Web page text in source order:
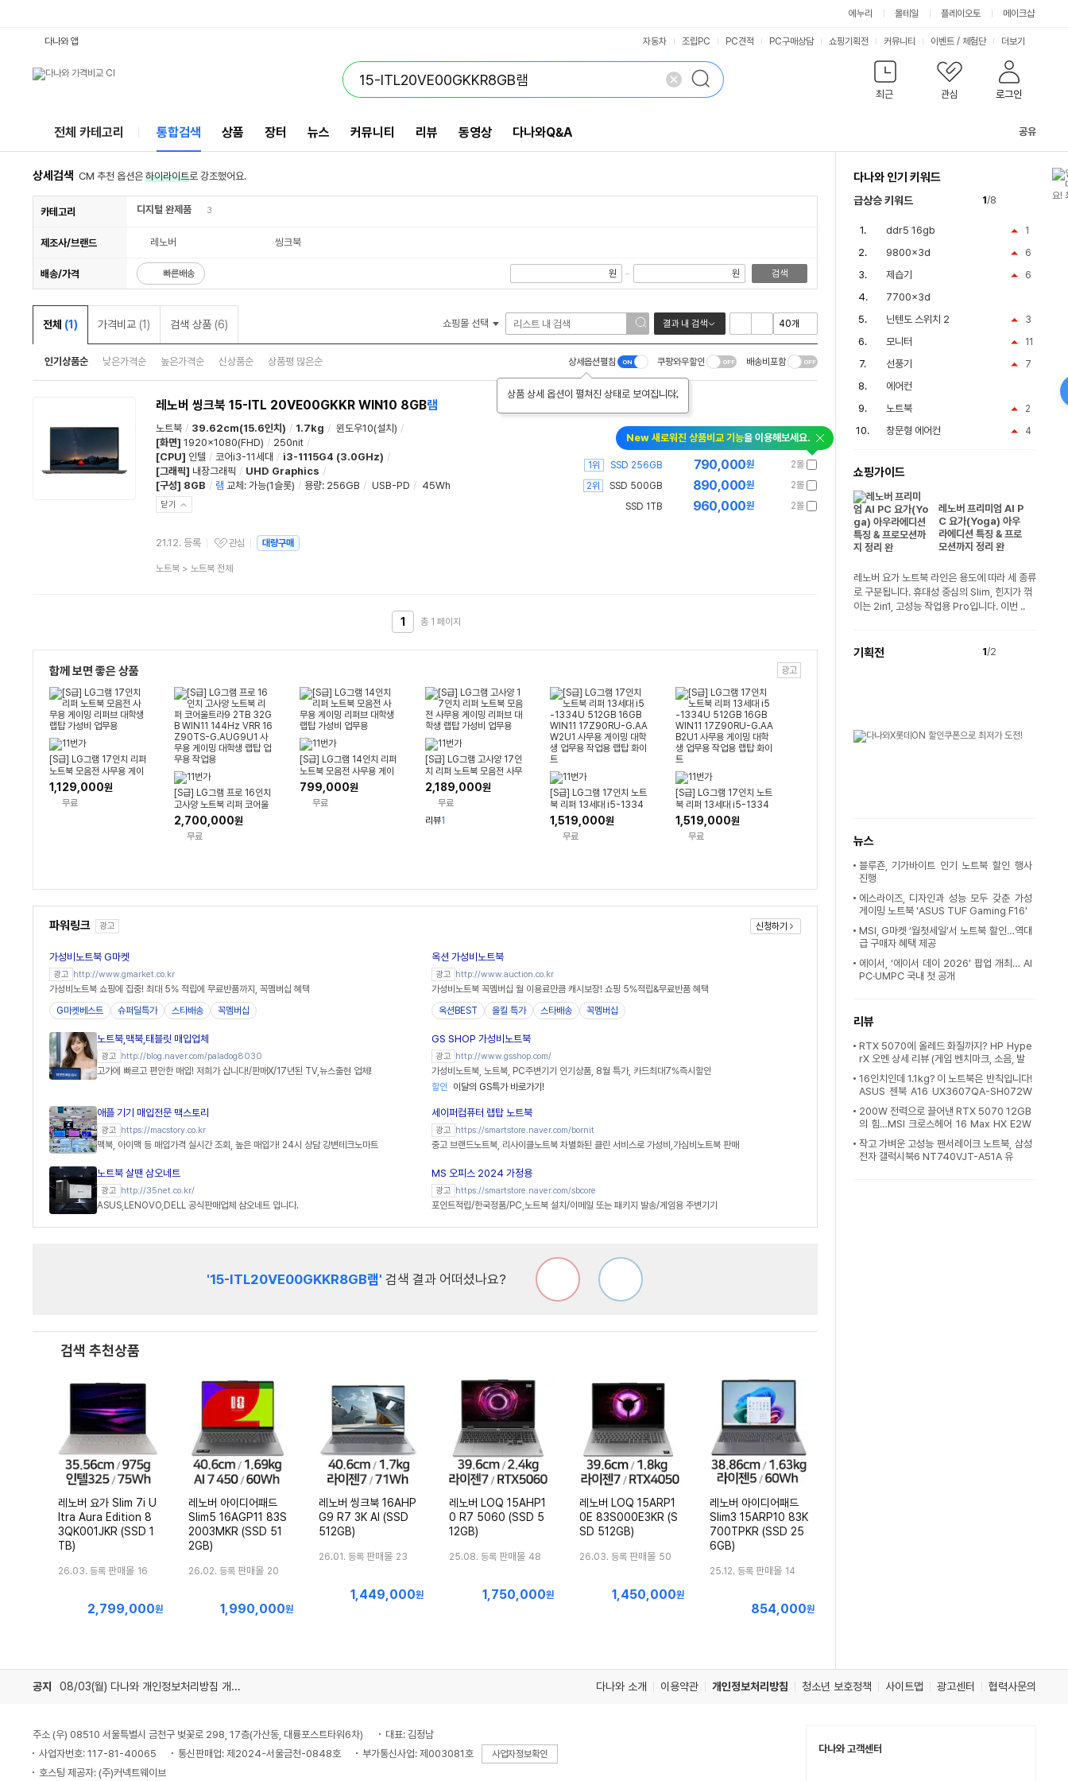
에누리 몰테일 플레이오토 메이크샵
최근 관심 로그인
다나와 앱 자동차 조립PC PC견적 PC구매상담 쇼핑기획전 커뮤니티 이벤트 / 체험단 더보기
전체 카테고리 통합검색 상품 장터 뉴스 커뮤니티 리뷰 동영상 다나와Q&A 공유
상세검색 CM 추천 옵션은 하이라이트로 강조했어요.
카테고리 디지털 완제품 3
제조사/브랜드 레노버 씽크북
배송/가격 빠른배송 원 ~ 원 검색
전체 (1) 가격비교 (1) 검색 상품 (6) 쇼핑몰 선택 결과 내 검색
인기상품순 낮은가격순 높은가격순 신상품순 상품평 많은순 상세옵션펼침
상품 상세 옵션이 펼쳐진 상태로 보여집니다.
쿠팡와우할인 배송비포함
레노버 씽크북 15-ITL 20VE00GKKR WIN10 8GB램
노트북 / 39.62cm(15.6인치) / 1.7kg / 윈도우10(설치) /
[화면] 1920x1080(FHD) / 250nit /
[CPU] 인텔 / 코어i3-11세대 / i3-1115G4 (3.0GHz) /
[그래픽] 내장그래픽 / UHD Graphics /
[구성] 8GB / 램 교체 : 가능(1슬롯) / 용량: 256GB / USB-PD / 45Wh
닫기
21.12. 등록
관심상품
관심 대량구매
상
노트북> 노트북 전체
New 새로워진 상품비교 기능을 이용해보세요.
2몰
790,000원
1위
SSD 256GB
2몰
890,000원
2위
SSD 500GB
2몰
960,000원
SSD 1TB
1 총 1 페이지
함께 보면 좋은 상품 광고
[S급] LG그램 17인치 리퍼
노트북 모음전 사무용 게이
밍 리퍼브 대학생 랩탑 가성
비 업무용
1,129,000원
무료
[S급] LG그램 프로 16인치
고사양 노트북 리퍼 코어울
트라9 2TB 32GB WIN11
144Hz VRR 16Z90TS-
G.AUG9U1 사무용 게이
2,700,000원
무료
[S급] LG그램 14인치 리퍼
노트북 모음전 사무용 게이
밍 리퍼브 대학생 랩탑 가성
비 업무용
799,000원
무료
[S급] LG그램 고사양 17인
치 리퍼 노트북 모음전 사무
용 게이밍 리퍼브 대학생 랩
탑 가성비 업무용
2,189,000원
무료
리뷰1
[S급] LG그램 17인치 노트
북 리퍼 13세대 i5-1334
U 512GB 16GB WIN11 1
7Z90RU-G.AAW2U1
사무용 게이밍 대학생 업무
1,519,000원
무료
[S급] LG그램 17인치 노트
북 리퍼 13세대 i5-1334
U 512GB 16GB WIN11 1
7Z90RU-G.AAB2U1 사
무용 게이밍 대학생 업무용
1,519,000원
무료
파워링크 광고 신청하기
가성비노트북 G마켓
광고 http://www.gmarket.co.kr
가성비노트북 쇼핑에 집중! 최대 5% 적립에 무료반품까지, 꼭멤버십 혜택
G마켓베스트
슈퍼딜특가 스타배송 꼭멤버십
옥션 가성비노트북
광고 http://www.auction.co.kr
가성비노트북 꼭멤버십 월 이용료만큼 캐시보장! 쇼핑 5%적립&무료반품 혜택
옥션BEST
올킬 특가 스타배송 꼭멤버십
노트북,맥북,태블릿 매입업체
광고 http://blog.naver.com/paladog8030
고가에 빠르고 편안한 매입! 저희가 삽니다!/판매X/17년된 TV,뉴스출현 업체!
GS SHOP 가성비노트북
광고 http://www.gsshop.com/
가성비노트북, 노트북, PC주변기기 인기상품, 8월 특가, 카드최대7%즉시할인
할인
이달의 GS특가 바로가기!
애플 기기 매입전문 맥스토리
광고 https://macstory.co.kr
맥북, 아이맥 등 매입가격 실시간 조회, 높은 매입가! 24시 상담 강변테크노마트
세이퍼컴퓨터 랩탑 노트북
광고 https://smartstore.naver.com/bornit
중고 브랜드노트북, 리사이클노트북 차별화된 클린 서비스로 가성비,가심비노트북 판매
노트북 살땐 삼오네트
광고 http://35net.co.kr/
ASUS,LENOVO,DELL 공식판매업체 삼오네트 입니다.
MS 오피스 2024 가정용
광고 https://smartstore.naver.com/sbcore
포인트적립/한국정품/PC,노트북 설치/이메일 또는 패키지 발송/게임용 주변기기
'15-ITL20VE00GKKR8GB램' 검색 결과 어떠셨나요?
검색 추천상품
레노버 요가 Slim 7i U
ltra Aura Edition 8
3QK001JKR (SSD 1
TB)
26.03. 등록 판매몰 16
최
2,799,000원
레노버 아이디어패드
Slim5 16AGP11 83S
2003MKR (SSD 51
2GB)
26.02. 등록 판매몰 20
최1,990,000원
레노버 씽크북 16AHP
G9 R7 3K AI (SSD
512GB)
26.01. 등록 판매몰 23
최1,449,000원
레노버 LOQ 15AHP1
0 R7 5060 (SSD 5
12GB)
25.08. 등록 판매몰 48
최1,750,000원
레노버 LOQ 15ARP1
0E 83S000E3KR (S
SD 512GB)
26.03. 등록 판매몰 50
최1,450,000원
레노버 아이디어패드
Slim3 15ARP10 83K
700TPKR (SSD 25
6GB)
25.12. 등록 판매몰 14
최
854,000원
다나와 인기 키워드
급상승 키워드 1/8
1
ddr5 16gb
6
9800x3d
6
제습기
7700x3d
3
닌텐도 스위치 2
11
모니터
7
선풍기
에어컨
2
노트북
4
창문형 에어컨
쇼핑가이드
레노버 프리미엄 AI P
C 요가(Yoga) 아우
라에디션 특징 & 프로
모션까지 정리 완
레노버 요가 노트북 라인은 용도에 따라 세 종류
로 구분됩니다. 휴대성 중심의 Slim, 힌지가 꺾
이는 2in1, 고성능 작업용 Pro입니다. 이번 ..
기획전 1/2
뉴스
블루죤, 기가바이트 인기 노트북 할인 행사
진행
에스라이즈, 디자인과 성능 모두 갖춘 가성
게이밍 노트북 'ASUS TUF Gaming F16'
MSI, G마켓 ‘월첫세일’서 노트북 할인…역대
급 구매자 혜택 제공
에이서, ‘에이서 데이 2026’ 팝업 개최… AI
PC·UMPC 국내 첫 공개
리뷰
RTX 5070에 올레드 화질까지? HP Hype
rX 오멘 상세 리뷰 (게임 벤치마크, 소음, 발
16인치인데 1.1kg? 이 노트북은 반칙입니다!
ASUS 젠북 A16 UX3607QA-SH072W
[노리다]
200W 전력으로 끌어낸 RTX 5070 12GB
의 힘…MSI 크로스헤어 16 Max HX E2W
GXK-U9+ QHD+ OLE
작고 가벼운 고성능 팬서레이크 노트북, 삼성
전자 갤럭시북6 NT740VJT-A51A 유
공지 08/03(월) 다나와 개인정보처리방침 개정 안내 다나와 소개 이용약관 개인정보처리방침 청소년 보호정책 사이트맵 광고센터 협력사문의
주소 (우) 08510 서울특별시 금천구 벚꽃로 298, 17층(가산동, 대륭포스트타워6차)
대표: 김정남
사업자번호: 117-81-40065
통신판매업: 제2024-서울금천-0848호 부가통신사업: 제003081호 사업자정보확인
호스팅 제공자: (주)커넥트웨이브
다나와 고객센터